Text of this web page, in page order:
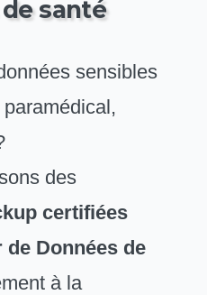
santé
sensibles
des
certifiées
de Données de
à la